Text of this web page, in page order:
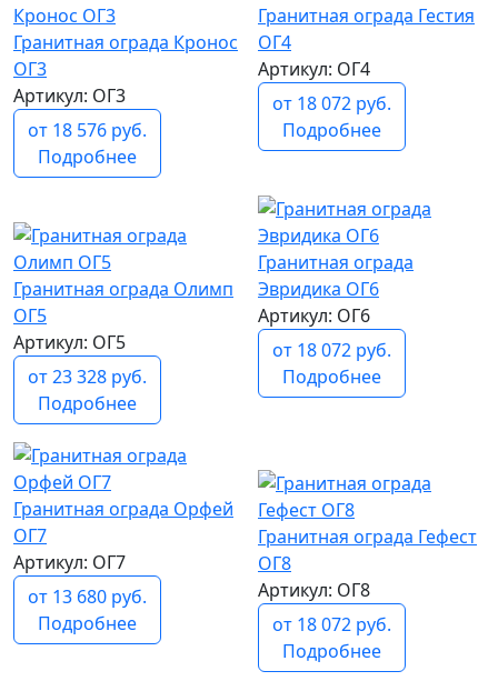
Гранитная ограда Кронос
ОГ3
Артикул: ОГ3
от 18 576 руб.
Подробнее
Гранитная ограда Гестия
ОГ4
Артикул: ОГ4
от 18 072 руб.
Подробнее
Гранитная ограда Олимп
ОГ5
Артикул: ОГ5
от 23 328 руб.
Подробнее
Гранитная ограда
Эвридика ОГ6
Артикул: ОГ6
от 18 072 руб.
Подробнее
Гранитная ограда Орфей
ОГ7
Артикул: ОГ7
от 13 680 руб.
Подробнее
Гранитная ограда Гефест
ОГ8
Артикул: ОГ8
от 18 072 руб.
Подробнее